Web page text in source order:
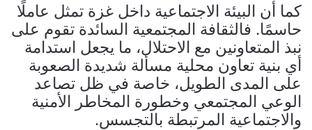
كما أن البيئة الاجتماعية داخل غزة تمثل عاملًا
حاسمًا. فالثقافة المجتمعية السائدة تقوم على
نبذ المتعاونين مع الاحتلال، ما يجعل استدامة
أي بنية تعاون محلية مسألة شديدة الصعوبة
على المدى الطويل، خاصة في ظل تصاعد
الوعي المجتمعي وخطورة المخاطر الأمنية
والاجتماعية المرتبطة بالتجسس.